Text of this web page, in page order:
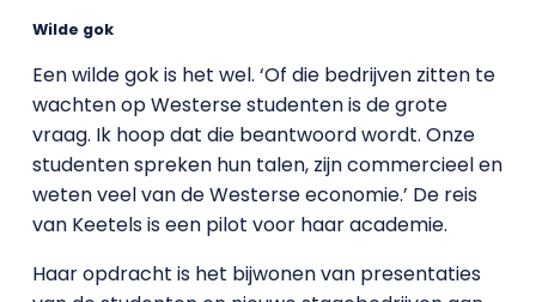
Wilde gok
Een wilde gok is het wel. ‘Of die bedrijven zitten te
wachten op Westerse studenten is de grote
vraag. Ik hoop dat die beantwoord wordt. Onze
studenten spreken hun talen, zijn commercieel en
weten veel van de Westerse economie.’ De reis
van Keetels is een pilot voor haar academie.
Haar opdracht is het bijwonen van presentaties